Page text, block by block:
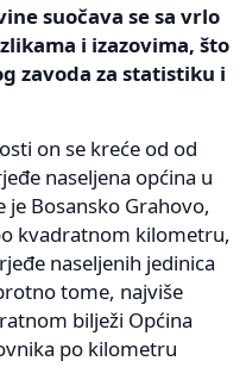
suočava se sa vrlo
i izazovima, što
zavoda za statistiku i
on se kreće od od
naseljena općina u
je Bosansko Grahovo,
kvadratnom kilometru,
naseljenih jedinica
tome, najviše
bilježi Općina
po kilometru